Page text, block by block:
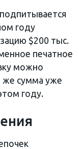
году
$200 тыс.
печатное
можно
же сумма уже
году.